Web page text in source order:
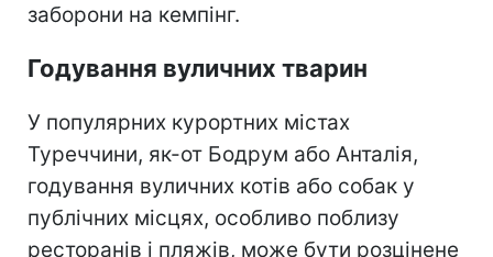
заборони на кемпінг.
Годування вуличних тварин
У популярних курортних містах
Туреччини, як-от Бодрум або Анталія,
годування вуличних котів або собак у
публічних місцях, особливо поблизу
ресторанів і пляжів, може бути розцінене